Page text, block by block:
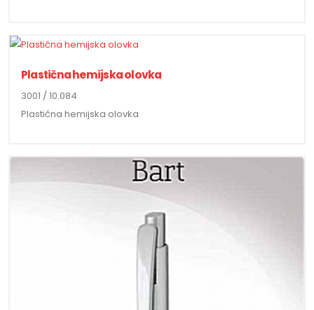
Plastična hemijska olovka
3001 / 10.084
Plastična hemijska olovka